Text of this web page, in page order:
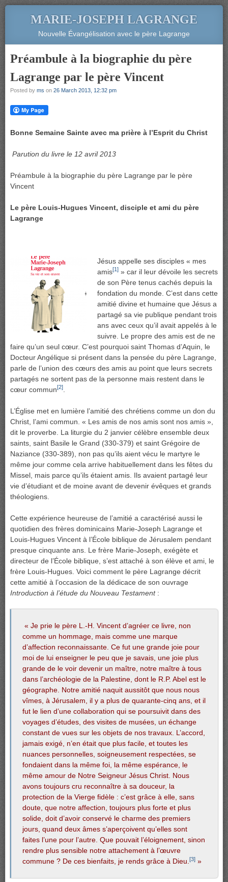
MARIE-JOSEPH LAGRANGE
Nouvelle Évangélisation avec le père Lagrange
Préambule à la biographie du père
Lagrange par le père Vincent
Posted by ms on 26 March 2013, 12:32 pm
Bonne Semaine Sainte avec ma prière à l’Esprit du Christ
Parution du livre le 12 avril 2013
Préambule à la biographie du père Lagrange par le père
Vincent
Le père Louis-Hugues Vincent, disciple et ami du père
Lagrange
Jésus appelle ses disciples « mes
amis[1] » car il leur dévoile les secrets
de son Père tenus cachés depuis la
fondation du monde. C’est dans cette
amitié divine et humaine que Jésus a
partagé sa vie publique pendant trois
ans avec ceux qu’il avait appelés à le
suivre. Le propre des amis est de ne
faire qu’un seul cœur. C’est pourquoi saint Thomas d’Aquin, le
Docteur Angélique si présent dans la pensée du père Lagrange,
parle de l’union des cœurs des amis au point que leurs secrets
partagés ne sortent pas de la personne mais restent dans le
cœur commun[2]
L’Église met en lumière l’amitié des chrétiens comme un don du
Christ, l’ami commun. « Les amis de nos amis sont nos amis »,
dit le proverbe. La liturgie du 2 janvier célèbre ensemble deux
saints, saint Basile le Grand (330-379) et saint Grégoire de
Naziance (330-389), non pas qu’ils aient vécu le martyre le
même jour comme cela arrive habituellement dans les fêtes du
Missel, mais parce qu’ils étaient amis. Ils avaient partagé leur
vie d’étudiant et de moine avant de devenir évêques et grands
théologiens.
Cette expérience heureuse de l’amitié a caractérisé aussi le
quotidien des frères dominicains Marie-Joseph Lagrange et
Louis-Hugues Vincent à l’École biblique de Jérusalem pendant
presque cinquante ans. Le frère Marie-Joseph, exégète et
directeur de l’École biblique, s’est attaché à son élève et ami, le
frère Louis-Hugues. Voici comment le père Lagrange décrit
cette amitié à l’occasion de la dédicace de son ouvrage
Introduction à l’étude du Nouveau Testament :
« Je prie le père L.-H. Vincent d’agréer ce livre, non
comme un hommage, mais comme une marque
d’affection reconnaissante. Ce fut une grande joie pour
moi de lui enseigner le peu que je savais, une joie plus
grande de le voir devenir un maître, notre maître à tous
dans l’archéologie de la Palestine, dont le R.P. Abel est le
géographe. Notre amitié naquit aussitôt que nous nous
vîmes, à Jérusalem, il y a plus de quarante-cinq ans, et il
fut le lien d’une collaboration qui se poursuivit dans des
voyages d’études, des visites de musées, un échange
constant de vues sur les objets de nos travaux. L’accord,
jamais exigé, n’en était que plus facile, et toutes les
nuances personnelles, soigneusement respectées, se
fondaient dans la même foi, la même espérance, le
même amour de Notre Seigneur Jésus Christ. Nous
avons toujours cru reconnaître à sa douceur, la
protection de la Vierge fidèle : c’est grâce à elle, sans
doute, que notre affection, toujours plus forte et plus
solide, doit d’avoir conservé le charme des premiers
jours, quand deux âmes s’aperçoivent qu’elles sont
faites l’une pour l’autre. Que pouvait l’éloignement, sinon
rendre plus sensible notre attachement à l’œuvre
commune ? De ces bienfaits, je rends grâce à Dieu.[3] »